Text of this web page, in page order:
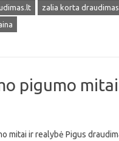
zalia korta draudimas
pigumo
mitai ir realybė Pigus